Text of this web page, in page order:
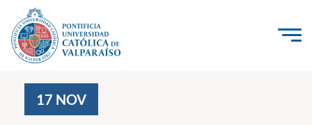
Click acá para ir directamente al contenido
Investigación, Creación e Innovación
17 NOV